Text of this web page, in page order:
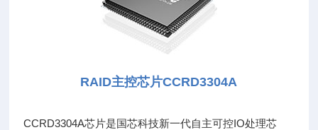
RAID主控芯片CCRD3304A
CCRD3304A芯片是国芯科技新一代自主可控IO处理芯